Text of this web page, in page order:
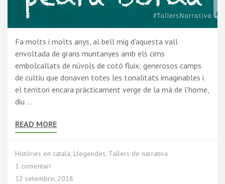
Fa molts i molts anys, al bell mig d’aquesta vall
envoltada de grans muntanyes amb els cims
embolcallats de núvols de cotó fluix; generosos camps
de cultiu que donaven totes les tonalitats imaginables i
el territori encara pràcticament verge de la mà de l’home,
diu …
READ MORE
Històries en català, Llegendes, Tallers de narrativa
1 comentari
12 setembre, 2018